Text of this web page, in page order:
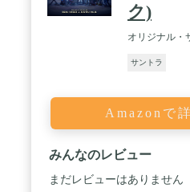
ク)
オリジナル・
サントラ
Amazonで
みんなのレビュー
まだレビューはありません